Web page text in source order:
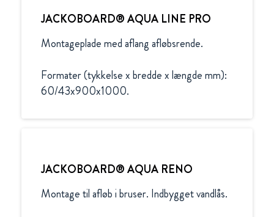
JACKOBOARD® AQUA LINE PRO
Montageplade med aflang afløbsrende.
Formater (tykkelse x bredde x længde mm):
60/43x900x1000.
JACKOBOARD® AQUA RENO
Montage til afløb i bruser. Indbygget vandlås.